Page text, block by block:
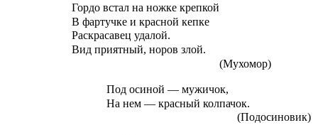
Гордо встал на ножке крепкой
В фартучке и красной кепке
Раскрасавец удалой.
Вид приятный, норов злой.
(Мухомор)
Под осиной — мужичок,
На нем — красный колпачок.
(Подосиновик)